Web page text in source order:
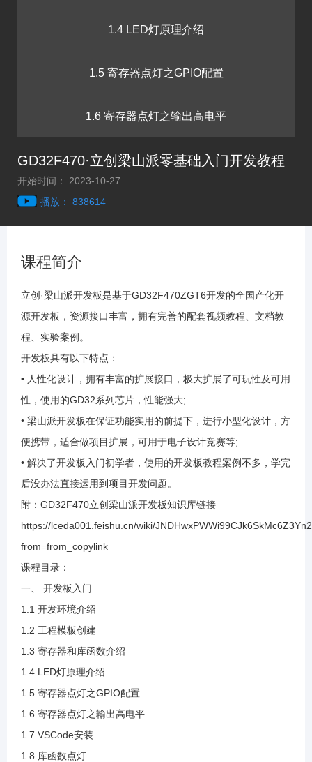
1.4 LED灯原理介绍
1.5 寄存器点灯之GPIO配置
1.6 寄存器点灯之输出高电平
1.7 VSCode安装
1.10 滴答定时器
1.12 串口通信原理介绍
1.13 串口之配置
1.14 串口之发送数据
1.15 串口之举一反三
1.16 独立按键原理介绍
1.19 外部中断按键点灯
1.20 定时器原理介绍
GD32F470·立创梁山派零基础入门开发教程
开始时间： 2023-10-27
播放： 838614
课程简介
立创·梁山派开发板是基于GD32F470ZGT6开发的全国产化开
源开发板，资源接口丰富，拥有完善的配套视频教程、文档教
程、实验案例。
开发板具有以下特点：
• 人性化设计，拥有丰富的扩展接口，极大扩展了可玩性及可用
性，使用的GD32系列芯片，性能强大;
• 梁山派开发板在保证功能实用的前提下，进行小型化设计，方
便携带，适合做项目扩展，可用于电子设计竞赛等;
• 解决了开发板入门初学者，使用的开发板教程案例不多，学完
后没办法直接运用到项目开发问题。
附：GD32F470立创梁山派开发板知识库链接
https://lceda001.feishu.cn/wiki/
from=from_copylink
课程目录：
一、 开发板入门
1.1 开发环境介绍
1.2 工程模板创建
1.3 寄存器和库函数介绍
1.4 LED灯原理介绍
1.5 寄存器点灯之GPIO配置
1.6 寄存器点灯之输出高电平
1.7 VSCode安装
1.8 库函数点灯